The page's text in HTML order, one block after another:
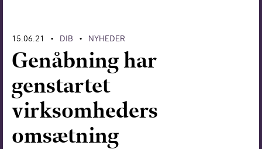
15.06.21 • DIB • NYHEDER
Genåbning har
genstartet
virksomheders
omsætning